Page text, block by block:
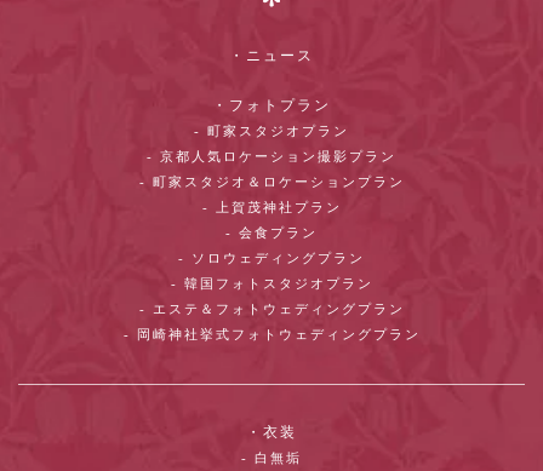
・ニュース
・フォトプラン
- 町家スタジオプラン
- 京都人気ロケーション撮影プラン
- 町家スタジオ＆ロケーションプラン
- 上賀茂神社プラン
- 会食プラン
- ソロウェディングプラン
- 韓国フォトスタジオプラン
- エステ＆フォトウェディングプラン
- 岡崎神社挙式フォトウェディングプラン
・衣装
- 白無垢